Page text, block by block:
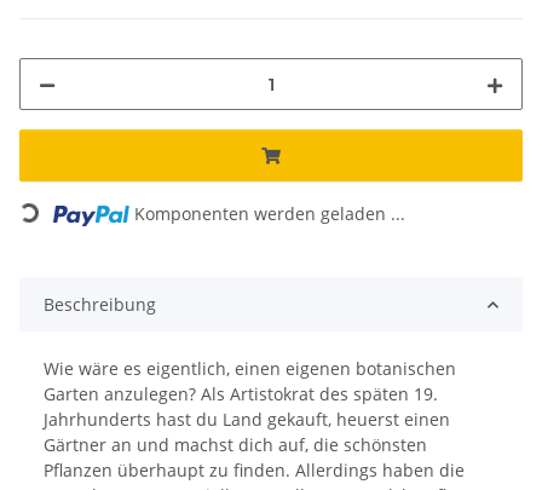
Loading... Komponenten werden geladen ...
Beschreibung
Wie wäre es eigentlich, einen eigenen botanischen
Garten anzulegen? Als Artistokrat des späten 19.
Jahrhunderts hast du Land gekauft, heuerst einen
Gärtner an und machst dich auf, die schönsten
Pflanzen überhaupt zu finden. Allerdings haben die